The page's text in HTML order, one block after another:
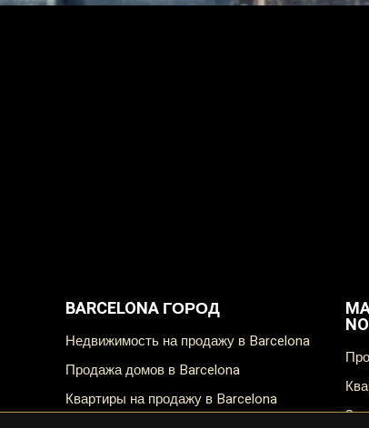
BARCELONA ГОРОД
Недвижимость на продажу в Barcelona
Продажа домов в Barcelona
Квартиры на продажу в Barcelona
Загородные дома на продажу в